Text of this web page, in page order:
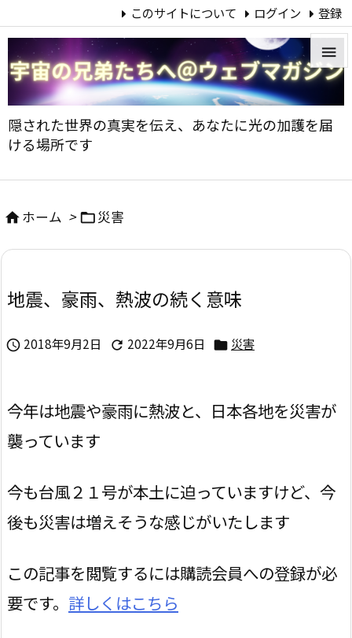
隠された世界の真実を伝え、あなたに光の加護を届
ける場所です


メニ


次へ
このサイトについて ログイン 登録
ホーム > 災害
地震、豪雨、熱波の続く意味
 2018年9月2日  2022年9月6日  災害
今年は地震や豪雨に熱波と、日本各地を災害が
襲っています
今も台風２１号が本土に迫っていますけど、今
後も災害は増えそうな感じがいたします
この記事を閲覧するには購読会員への登録が必
要です。 詳しくはこちら